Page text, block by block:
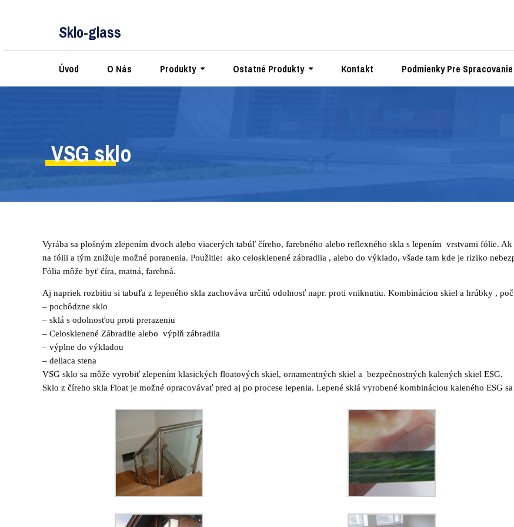
Sklo-glass
Úvod O Nás Produkty Ostatné Produkty Kontakt Podmienky Pre
VSG sklo
Vyrába sa plošným zlepením dvoch alebo viacerých tabúľ číreho, farebného alebo reflexného skla s lepením vrstvami fólie.
na fólii a tým znižuje možné poranenia. Použitie: ako celosklenené zábradlia , alebo do výklado, všade tam kde je riziko
Fólia môže byť číra, matná, farebná.
Aj napriek rozbitiu si tabuľa z lepeného skla zachováva určitú odolnosť napr. proti vniknutiu. Kombináciou skiel a hrúbky ,
– pochôdzne sklo
– sklá s odolnosťou proti prerazeniu
– Celosklenené Zábradlie alebo výplň zábradila
– výplne do výkladou
– deliaca stena
VSG sklo sa môže vyrobiť zlepením klasických floatových skiel, ornamentných skiel a bezpečnostných kalených skiel ESG.
Sklo z číreho skla Float je možné opracovávať pred aj po procese lepenia. Lepené sklá vyrobené kombináciou kaleného ESG